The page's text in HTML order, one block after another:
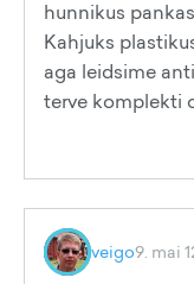
hunnikus
Kahjuks
aga leidsime
terve komplekti
veigo9. mai